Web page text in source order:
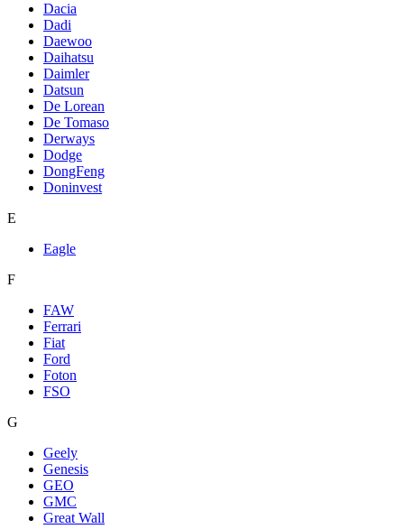
Dacia
Dadi
Daewoo
Daihatsu
Daimler
Datsun
De Lorean
De Tomaso
Derways
Dodge
DongFeng
Doninvest
E
Eagle
F
FAW
Ferrari
Fiat
Ford
Foton
FSO
G
Geely
Genesis
GEO
GMC
Great Wall